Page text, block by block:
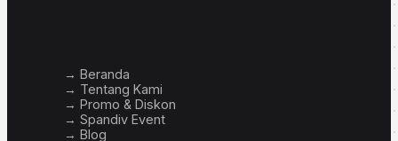
→ Beranda
→ Tentang Kami
→ Promo & Diskon
→ Spandiv Event
→ Blog